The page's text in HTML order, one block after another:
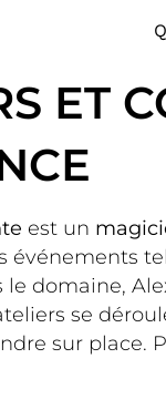
ET
est un
événements
le domaine,
se
sur place.